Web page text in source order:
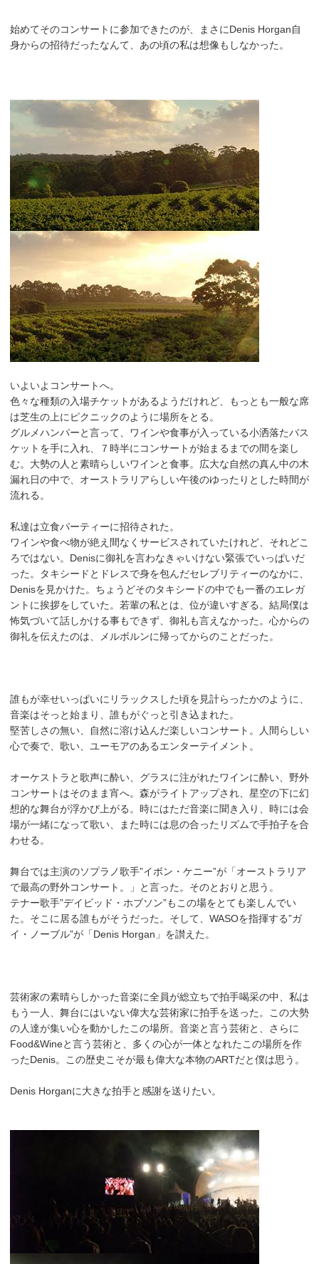
始めてそのコンサートに参加できたのが、まさにDenis Horgan自
身からの招待だったなんて、あの頃の私は想像もしなかった。
いよいよコンサートへ。
色々な種類の入場チケットがあるようだけれど、もっとも一般な席
は芝生の上にピクニックのように場所をとる。
グルメハンパーと言って、ワインや食事が入っている小洒落たバス
ケットを手に入れ、７時半にコンサートが始まるまでの間を楽し
む。大勢の人と素晴らしいワインと食事。広大な自然の真ん中の木
漏れ日の中で、オーストラリアらしい午後のゆったりとした時間が
流れる。
私達は立食パーティーに招待された。
ワインや食べ物が絶え間なくサービスされていたけれど、それどこ
ろではない。Denisに御礼を言わなきゃいけない緊張でいっぱいだ
った。タキシードとドレスで身を包んだセレブリティーのなかに、
Denisを見かけた。ちょうどそのタキシードの中でも一番のエレガ
ントに挨拶をしていた。若輩の私とは、位が違いすぎる。結局僕は
怖気づいて話しかける事もできず、御礼も言えなかった。心からの
御礼を伝えたのは、メルボルンに帰ってからのことだった。
誰もが幸せいっぱいにリラックスした頃を見計らったかのように、
音楽はそっと始まり、誰もがぐっと引き込まれた。
堅苦しさの無い、自然に溶け込んだ楽しいコンサート。人間らしい
心で奏で、歌い、ユーモアのあるエンターテイメント。
オーケストラと歌声に酔い、グラスに注がれたワインに酔い、野外
コンサートはそのまま宵へ。森がライトアップされ、星空の下に幻
想的な舞台が浮かび上がる。時にはただ音楽に聞き入り、時には会
場が一緒になって歌い、また時には息の合ったリズムで手拍子を合
わせる。
舞台では主演のソプラノ歌手”イボン・ケニー”が「オーストラリア
で最高の野外コンサート。」と言った。そのとおりと思う。
テナー歌手”デイビッド・ホブソン”もこの場をとても楽しんでい
た。そこに居る誰もがそうだった。そして、WASOを指揮する”ガ
イ・ノーブル”が「Denis Horgan」を讃えた。
芸術家の素晴らしかった音楽に全員が総立ちで拍手喝采の中、私は
もう一人、舞台にはいない偉大な芸術家に拍手を送った。この大勢
の人達が集い心を動かしたこの場所。音楽と言う芸術と、さらに
Food&Wineと言う芸術と、多くの心が一体となれたこの場所を作
ったDenis。この歴史こそが最も偉大な本物のARTだと僕は思う。
Denis Horganに大きな拍手と感謝を送りたい。